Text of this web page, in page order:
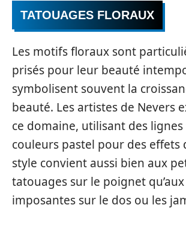
TATOUAGES FLORAUX
Les motifs floraux sont
prisés pour leur beauté
symbolisent souvent la
beauté. Les artistes de Nevers
ce domaine, utilisant des
couleurs pastel pour des effets
style convient aussi bien aux
tatouages sur le poignet
imposantes sur le dos ou les